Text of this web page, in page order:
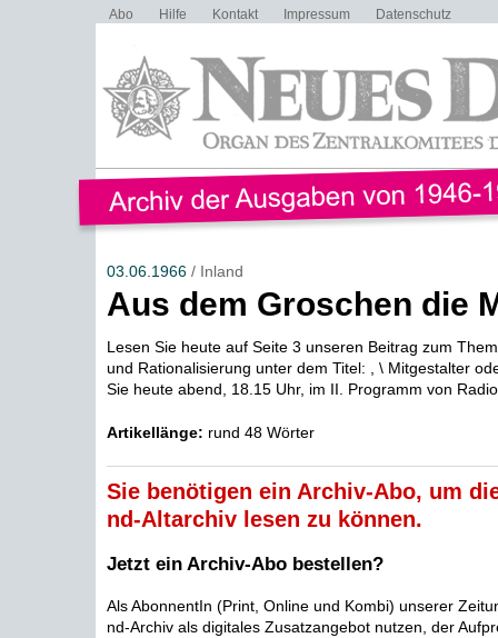
Abo Hilfe Kontakt Impressum Datenschutz
03.06.1966/ Inland
Aus dem Groschen die
Lesen Sie heute auf Seite 3 unseren Beitrag zum
und Rationalisierung unter dem Titel: , \ Mitgestalter
Sie heute abend, 18.15 Uhr, im II. Programm von
Artikellänge: rund 48 Wörter
Sie benötigen ein Archiv-Abo, um
nd-Altarchiv lesen zu können.
Jetzt ein Archiv-Abo bestellen?
Als AbonnentIn (Print, Online und Kombi) unserer
nd-Archiv als digitales Zusatzangebot nutzen, der